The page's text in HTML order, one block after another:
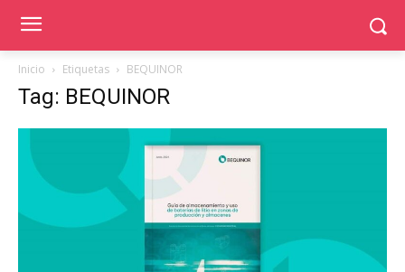
Inicio Etiquetas BEQUINOR
Tag: BEQUINOR